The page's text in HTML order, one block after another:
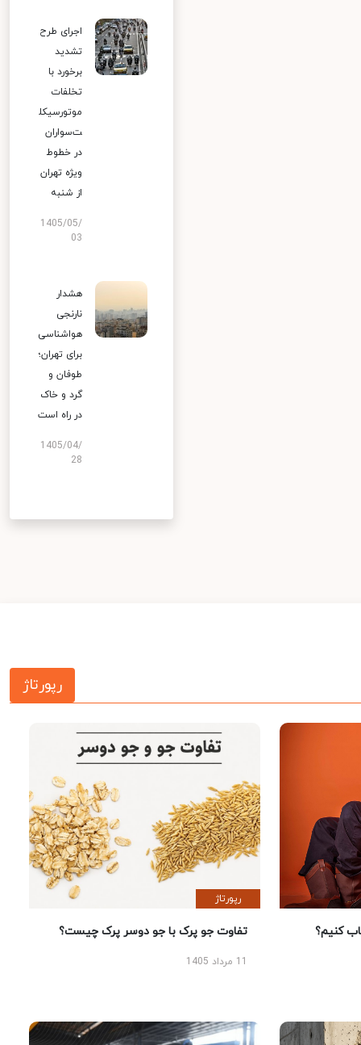
اجرای طرح
تشدید
برخورد با
تخلفات
موتورسیکل
ت‌سواران
در خطوط
ویژه تهران
از شنبه
1405/05/
03
هشدار
نارنجی
هواشناسی
برای تهران؛
طوفان و
گرد و خاک
در راه است
1405/04/
28
رپورتاژ
کنیم؟
رپورتاژ
تفاوت جو پرک با جو دوسر پرک چیست؟